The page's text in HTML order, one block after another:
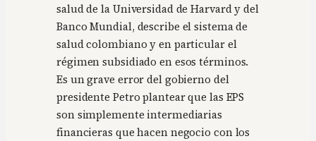
salud de la Universidad de Harvard y del
Banco Mundial, describe el sistema de
salud colombiano y en particular el
régimen subsidiado en esos términos.
Es un grave error del gobierno del
presidente Petro plantear que las EPS
son simplemente intermediarias
financieras que hacen negocio con los